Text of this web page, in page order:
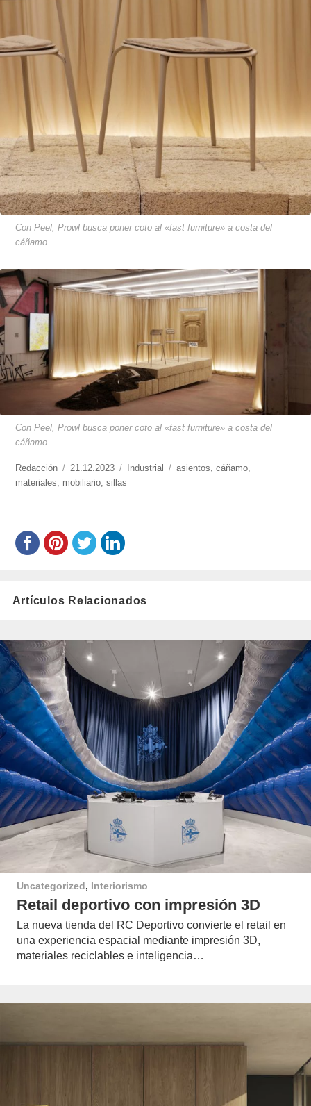
Con Peel, Prowl busca poner coto al «fast furniture» a costa del
cáñamo
Con Peel, Prowl busca poner coto al «fast furniture» a costa del
cáñamo
https://www.experimenta.es/author/redaccion/
Redacción
Publicado
el
21.12.2023 Categorías
Industrial Etiquetas
asientos ,cáñamo
materiales
mobiliario ,sillas
Artículos Relacionados
Uncategorized, Interiorismo
Retail deportivo con impresión 3D
La nueva tienda del RC Deportivo convierte el retail en
una experiencia espacial mediante impresión 3D,
materiales reciclables e inteligencia…